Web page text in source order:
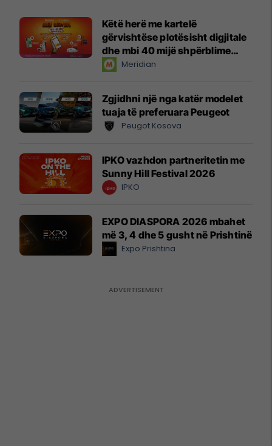
Këtë herë me kartelë
gërvishtëse plotësisht digjitale
dhe mbi 40 mijë shpërblime
instant!Meridian
Zgjidhni një nga katër modelet
tuaja të preferuara Peugeot
Peugot Kosova
IPKO vazhdon partneritetin me
Sunny Hill Festival 2026
IPKO
EXPO DIASPORA 2026 mbahet
më 3, 4 dhe 5 gusht në Prishtinë
Expo Prishtina